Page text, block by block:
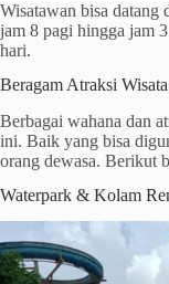
Wisatawan bisa datang
jam 8 pagi hingga jam
hari.
Beragam Atraksi
Berbagai wahana dan
ini. Baik yang bisa
orang dewasa. Berikut
Waterpark & Kolam